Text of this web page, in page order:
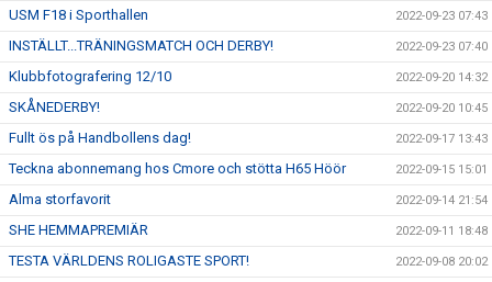
USM F18 i Sporthallen 2022-09-23 07:43
INSTÄLLT...TRÄNINGSMATCH OCH DERBY! 2022-09-23 07:40
Klubbfotografering 12/10 2022-09-20 14:32
SKÅNEDERBY! 2022-09-20 10:45
Fullt ös på Handbollens dag! 2022-09-17 13:43
Teckna abonnemang hos Cmore och stötta H65 Höör 2022-09-15 15:01
Alma storfavorit 2022-09-14 21:54
SHE HEMMAPREMIÄR 2022-09-11 18:48
TESTA VÄRLDENS ROLIGASTE SPORT! 2022-09-08 20:02